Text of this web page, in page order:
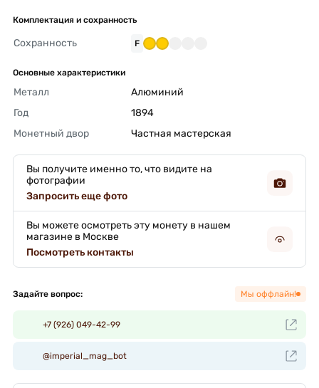
Комплектация и сохранность
Сохранность F
Основные характеристики
Металл
Алюминий
Год
1894
Монетный двор
Частная мастерская
Вы получите именно то, что видите на
фотографии
Запросить еще фото
Вы можете осмотреть эту монету в нашем
магазине в Москве
Посмотреть контакты
Задайте вопрос: Мы оффлайн!
+7 (926) 049-42-99
@imperial_mag_bot